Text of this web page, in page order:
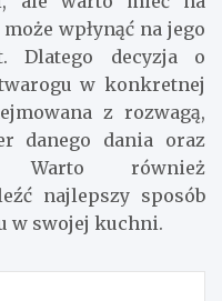
wpłynąć na jego
Dlatego decyzja o
w konkretnej
z rozwagą,
danego dania oraz
Warto również
najlepszy sposób
w swojej kuchni.